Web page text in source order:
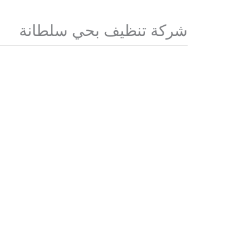
شركة تنظيف بحي سلطانة